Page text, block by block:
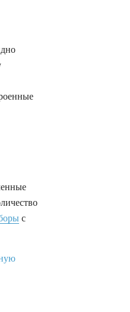
с